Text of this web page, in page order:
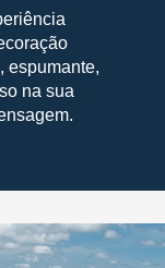
espumante,
na sua